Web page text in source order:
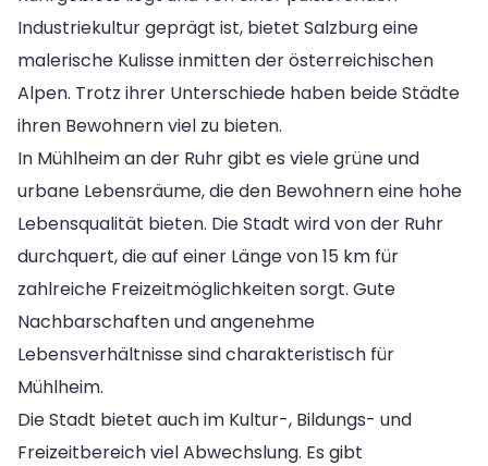
Industriekultur geprägt ist, bietet Salzburg eine
malerische Kulisse inmitten der österreichischen
Alpen. Trotz ihrer Unterschiede haben beide Städte
ihren Bewohnern viel zu bieten.
In Mühlheim an der Ruhr gibt es viele grüne und
urbane Lebensräume, die den Bewohnern eine hohe
Lebensqualität bieten. Die Stadt wird von der Ruhr
durchquert, die auf einer Länge von 15 km für
zahlreiche Freizeitmöglichkeiten sorgt. Gute
Nachbarschaften und angenehme
Lebensverhältnisse sind charakteristisch für
Mühlheim.
Die Stadt bietet auch im Kultur-, Bildungs- und
Freizeitbereich viel Abwechslung. Es gibt